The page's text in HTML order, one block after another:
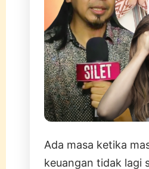
Ada masa ketika
keuangan tidak lagi